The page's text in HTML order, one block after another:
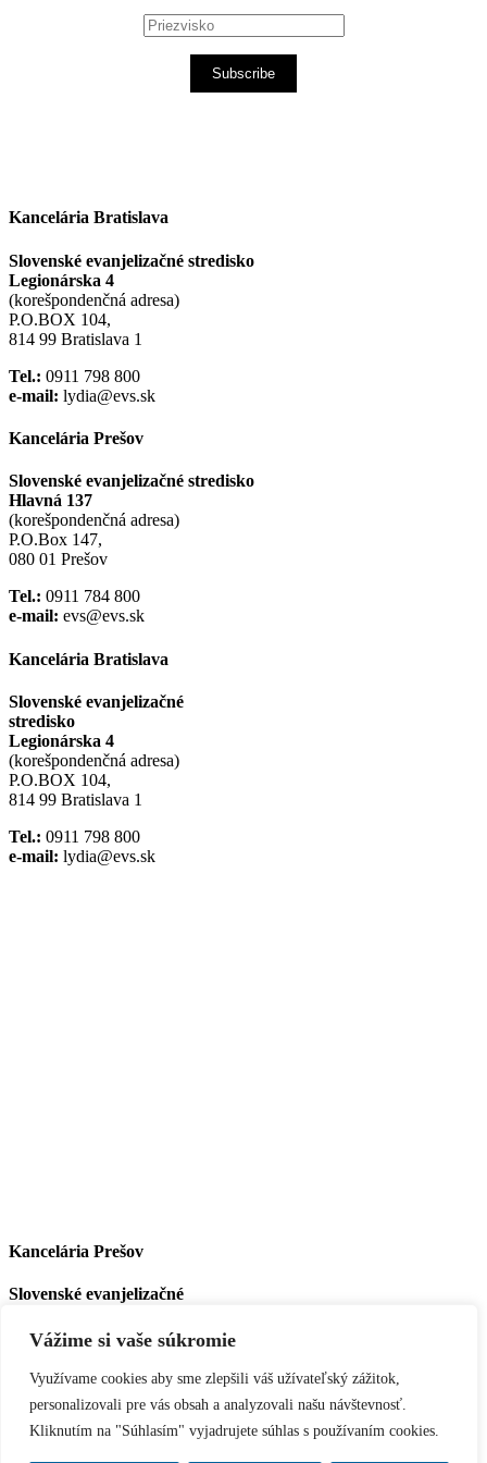
Vážime si vaše súkromie
Využívame cookies aby sme zlepšili váš užívateľský zážitok,
personalizovali pre vás obsah a analyzovali našu návštevnosť.
Kliknutím na "Súhlasím" vyjadrujete súhlas s používaním cookies.
Subscribe
Kancelária Bratislava
Slovenské evanjelizačné stredisko
Legionárska 4
(korešpondenčná adresa)
P.O.BOX 104,
814 99 Bratislava 1
Tel.: 0911 798 800
e-mail: lydia@evs.sk
Kancelária Prešov
Slovenské evanjelizačné stredisko
Hlavná 137
(korešpondenčná adresa)
P.O.Box 147,
080 01 Prešov
Tel.: 0911 784 800
e-mail: evs@evs.sk
Kancelária Bratislava
Slovenské evanjelizačné
stredisko
Legionárska 4
(korešpondenčná adresa)
P.O.BOX 104,
814 99 Bratislava 1
Tel.: 0911 798 800
e-mail: lydia@evs.sk
Kancelária Prešov
Slovenské evanjelizačné
Hlavná 137
(korešpondenčná adresa)
P.O.Box 147,
080 01 Prešov
Tel.:0911 784 800